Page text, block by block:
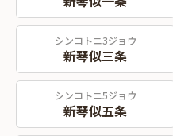
シンコトニ3ジョウ
新琴似三条
シンコトニ5ジョウ
新琴似五条